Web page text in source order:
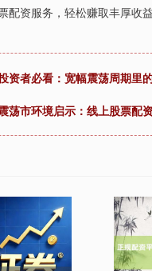
配资服务，轻松赚取丰厚收
资者必看：宽幅震荡周期里
荡市环境启示：线上股票配